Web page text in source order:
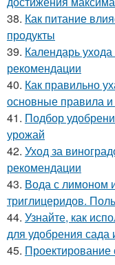
38. Как питание
продукты
39. Календарь
рекомендации
40. Как правильно
основные правила
41. Подбор
урожай
42. Уход за
рекомендации
43. Вода с лимоном
триглицеридов.
44. Узнайте, как
для удобрения сада
45. Проектирование